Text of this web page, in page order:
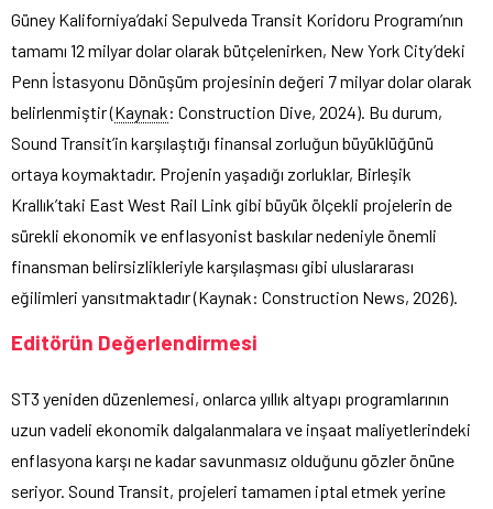
Güney Kaliforniya’daki Sepulveda Transit Koridoru Programı’nın
tamamı 12 milyar dolar olarak bütçelenirken, New York City’deki
Penn İstasyonu Dönüşüm projesinin değeri 7 milyar dolar olarak
belirlenmiştir (Kaynak: Construction Dive, 2024). Bu durum,
Sound Transit’in karşılaştığı finansal zorluğun büyüklüğünü
ortaya koymaktadır. Projenin yaşadığı zorluklar, Birleşik
Krallık’taki East West Rail Link gibi büyük ölçekli projelerin de
sürekli ekonomik ve enflasyonist baskılar nedeniyle önemli
finansman belirsizlikleriyle karşılaşması gibi uluslararası
eğilimleri yansıtmaktadır (Kaynak: Construction News, 2026).
Editörün Değerlendirmesi
ST3 yeniden düzenlemesi, onlarca yıllık altyapı programlarının
uzun vadeli ekonomik dalgalanmalara ve inşaat maliyetlerindeki
enflasyona karşı ne kadar savunmasız olduğunu gözler önüne
seriyor. Sound Transit, projeleri tamamen iptal etmek yerine